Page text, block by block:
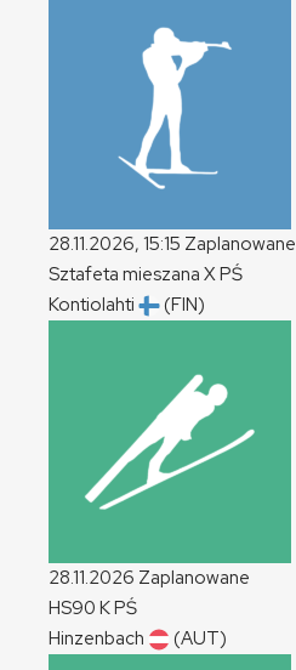
28.11.2026, 15:15 Zaplanowane
Sztafeta mieszana XPŚ
Kontiolahti
(FIN)
28.11.2026 Zaplanowane
HS90 KPŚ
Hinzenbach
(AUT)